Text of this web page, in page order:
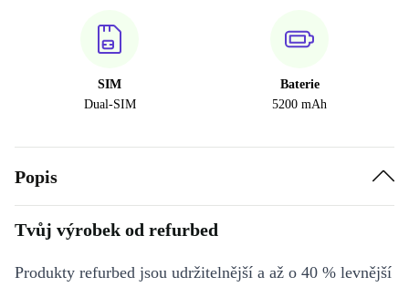
SIM
Dual-SIM
Baterie
5200 mAh
Popis
Tvůj výrobek od refurbed
Produkty refurbed jsou udržitelnější a až o 40 % levnější